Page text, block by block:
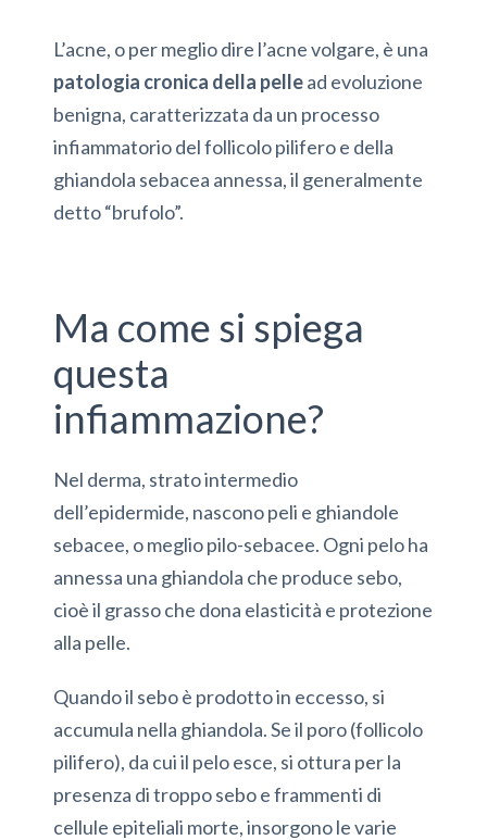
L’acne, o per meglio dire l’acne volgare, è una
patologia cronica della pellead evoluzione
benigna, caratterizzata da un processo
infiammatorio del follicolo pilifero e della
ghiandola sebacea annessa, il generalmente
detto “brufolo”.
Ma come si spiega
questa
infiammazione?
Nel derma, strato intermedio
dell’epidermide, nascono peli e ghiandole
sebacee, o meglio pilo-sebacee. Ogni pelo ha
annessa una ghiandola che produce sebo,
cioè il grasso che dona elasticità e protezione
alla pelle.
Quando il sebo è prodotto in eccesso, si
accumula nella ghiandola. Se il poro (follicolo
pilifero), da cui il pelo esce, si ottura per la
presenza di troppo sebo e frammenti di
cellule epiteliali morte, insorgono le varie